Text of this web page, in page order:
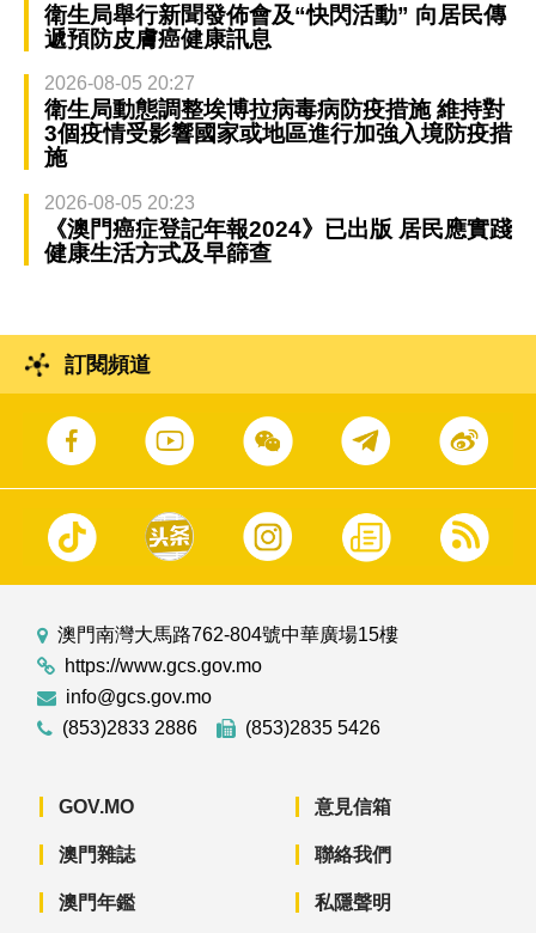
衛生局舉行新聞發佈會及“快閃活動” 向居民傳
遞預防皮膚癌健康訊息
2026-08-05 20:27
衛生局動態調整埃博拉病毒病防疫措施 維持對
3個疫情受影響國家或地區進行加強入境防疫措
施
2026-08-05 20:23
《澳門癌症登記年報2024》已出版 居民應實踐
健康生活方式及早篩查
訂閱頻道
澳門南灣大馬路762-804號中華廣場15樓
https://www.gcs.gov.mo
info@gcs.gov.mo
(853)2833 2886
(853)2835 5426
GOV.MO
澳門雜誌
澳門年鑑
意見信箱
聯絡我們
私隱聲明